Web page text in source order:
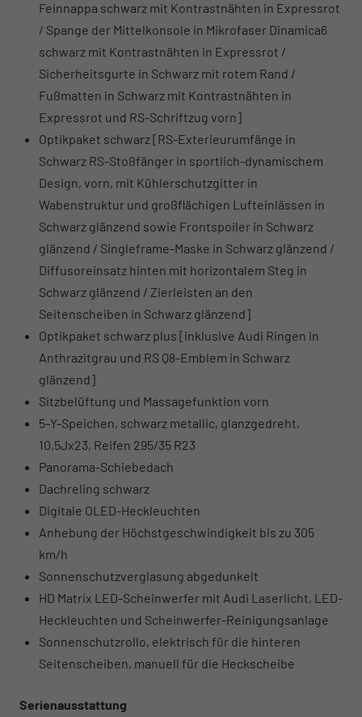
Feinnappa schwarz mit Kontrastnähten in Expressrot
/ Spange der Mittelkonsole in Mikrofaser Dinamica6
schwarz mit Kontrastnähten in Expressrot /
Sicherheitsgurte in Schwarz mit rotem Rand /
Fußmatten in Schwarz mit Kontrastnähten in
Expressrot und RS-Schriftzug vorn]
Optikpaket schwarz [RS-Exterieurumfänge in
Schwarz RS-Stoßfänger in sportlich-dynamischem
Design, vorn, mit Kühlerschutzgitter in
Wabenstruktur und großflächigen Lufteinlässen in
Schwarz glänzend sowie Frontspoiler in Schwarz
glänzend / Singleframe-Maske in Schwarz glänzend /
Diffusoreinsatz hinten mit horizontalem Steg in
Schwarz glänzend / Zierleisten an den
Seitenscheiben in Schwarz glänzend]
Optikpaket schwarz plus [inklusive Audi Ringen in
Anthrazitgrau und RS Q8-Emblem in Schwarz
glänzend]
Sitzbelüftung und Massagefunktion vorn
5-Y-Speichen, schwarz metallic, glanzgedreht,
10,5Jx23, Reifen 295/35 R23
Panorama-Schiebedach
Dachreling schwarz
Digitale OLED-Heckleuchten
Anhebung der Höchstgeschwindigkeit bis zu 305
km/h
Sonnenschutzverglasung abgedunkelt
HD Matrix LED-Scheinwerfer mit Audi Laserlicht, LED-
Heckleuchten und Scheinwerfer-Reinigungsanlage
Sonnenschutzrollo, elektrisch für die hinteren
Seitenscheiben, manuell für die Heckscheibe
Serienausstattung